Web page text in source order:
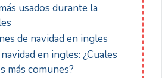
usados durante la
de navidad en ingles
en ingles: ¿Cuales
más comunes?